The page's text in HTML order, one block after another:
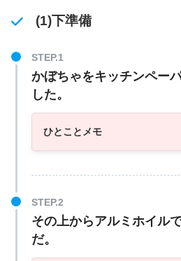
(1)下準備
かぼちゃをキッチンペー
した。
ひとことメモ
その上からアルミホイル
だ。